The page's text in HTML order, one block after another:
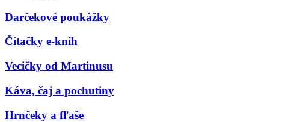
Darčekové poukážky
Čítačky e-kníh
Vecičky od Martinusu
Káva, čaj a pochutiny
Hrnčeky a fľaše